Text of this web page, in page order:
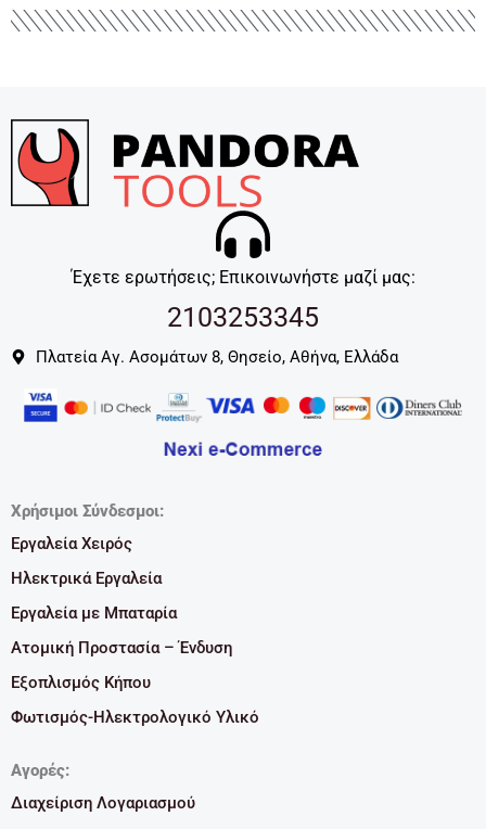
Έχετε ερωτήσεις; Επικοινωνήστε μαζί μας:
2103253345
Πλατεία Αγ. Ασομάτων 8, Θησείο, Αθήνα, Ελλάδα
Χρήσιμοι Σύνδεσμοι:
Εργαλεία Χειρός
Ηλεκτρικά Εργαλεία
Εργαλεία με Μπαταρία
Ατομική Προστασία – Ένδυση
Εξοπλισμός Κήπου
Φωτισμός-Ηλεκτρολογικό Υλικό
Αγορές:
Διαχείριση Λογαριασμού